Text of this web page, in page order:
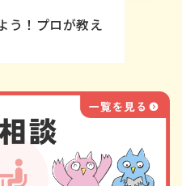
間中の休館のお知ら
ナーを募集しま
金)～７/31（金）】
う！プロが教え